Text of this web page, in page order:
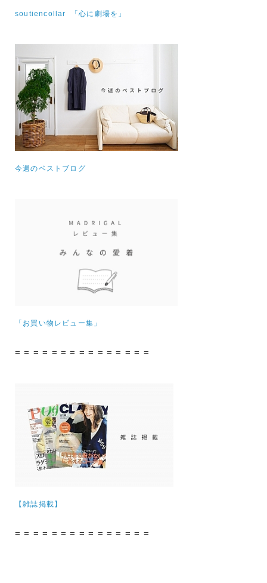
soutiencollar 「心に劇場を」
今週のベストブログ
「お買い物レビュー集」
= = = = = = = = = = = = = = =
【雑誌掲載】
= = = = = = = = = = = = = = =